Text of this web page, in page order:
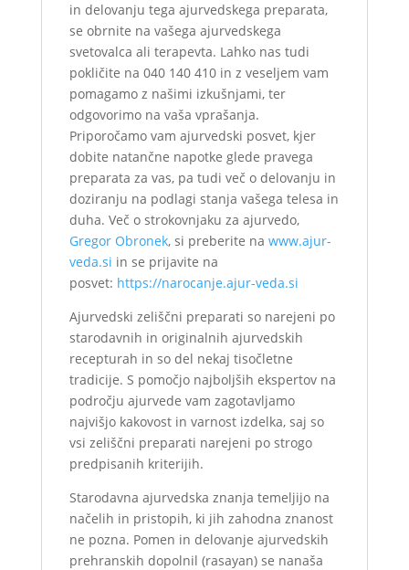
in delovanju tega ajurvedskega preparata,
se obrnite na vašega ajurvedskega
svetovalca ali terapevta. Lahko nas tudi
pokličite na 040 140 410 in z veseljem vam
pomagamo z našimi izkušnjami, ter
odgovorimo na vaša vprašanja.
Priporočamo vam ajurvedski posvet, kjer
dobite natančne napotke glede pravega
preparata za vas, pa tudi več o delovanju in
doziranju na podlagi stanja vašega telesa in
duha. Več o strokovnjaku za ajurvedo,
Gregor Obronek, si preberite na www.ajur-
veda.si in se prijavite na
posvet: https://narocanje.ajur-veda.si
Ajurvedski zeliščni preparati so narejeni po
starodavnih in originalnih ajurvedskih
recepturah in so del nekaj tisočletne
tradicije. S pomočjo najboljših ekspertov na
področju ajurvede vam zagotavljamo
najvišjo kakovost in varnost izdelka, saj so
vsi zeliščni preparati narejeni po strogo
predpisanih kriterijih.
Starodavna ajurvedska znanja temeljijo na
načelih in pristopih, ki jih zahodna znanost
ne pozna. Pomen in delovanje ajurvedskih
prehranskih dopolnil (rasayan) se nanaša